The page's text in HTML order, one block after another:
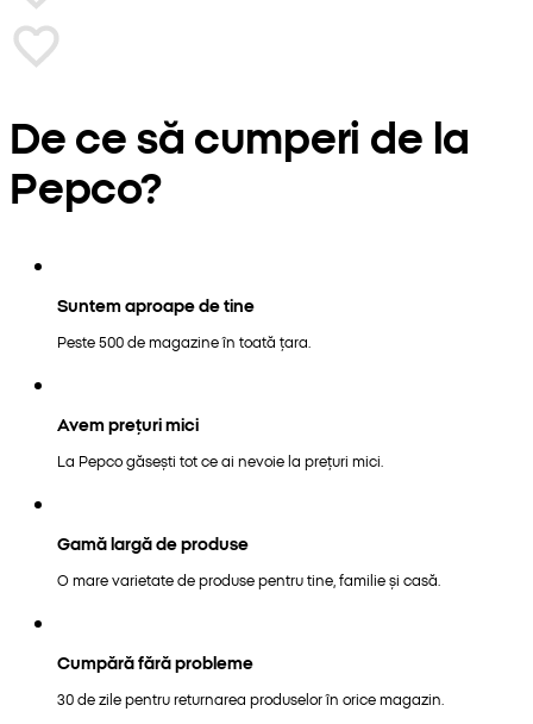
De ce să cumperi de la
Pepco?
Suntem aproape de tine
Peste 500 de magazine în toată țara.
Avem prețuri mici
La Pepco găsești tot ce ai nevoie la prețuri mici.
Gamă largă de produse
O mare varietate de produse pentru tine, familie și casă.
Cumpără fără probleme
30 de zile pentru returnarea produselor în orice magazin.